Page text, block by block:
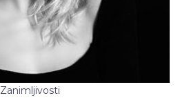
Zanimljivosti